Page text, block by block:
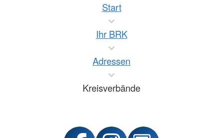
Start
Ihr BRK
Adressen
Kreisverbände